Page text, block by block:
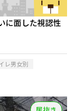
に面した視認性
レ男女別